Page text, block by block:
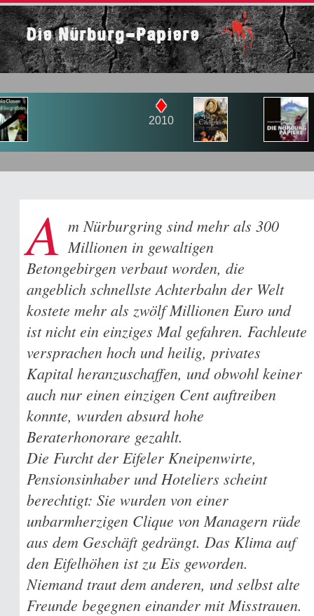
Die Nürburg-Papiere
♦
2010
A m Nürburgring sind mehr als 300
Millionen in gewaltigen
Betongebirgen verbaut worden, die
angeblich schnellste Achterbahn der Welt
kostete mehr als zwölf Millionen Euro und
ist nicht ein einziges Mal gefahren. Fachleute
versprachen hoch und heilig, privates
Kapital heranzuschaffen, und obwohl keiner
auch nur einen einzigen Cent auftreiben
konnte, wurden absurd hohe
Beraterhonorare gezahlt.
Die Furcht der Eifeler Kneipenwirte,
Pensionsinhaber und Hoteliers scheint
berechtigt: Sie wurden von einer
unbarmherzigen Clique von Managern rüde
aus dem Geschäft gedrängt. Das Klima auf
den Eifelhöhen ist zu Eis geworden.
Niemand traut dem anderen, und selbst alte
Freunde begegnen einander mit Misstrauen.